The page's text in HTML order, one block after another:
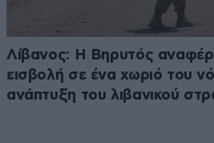
Λίβανος: Η Βηρυτός
εισβολή σε ένα χωριό του
ανάπτυξη του λιβανικού